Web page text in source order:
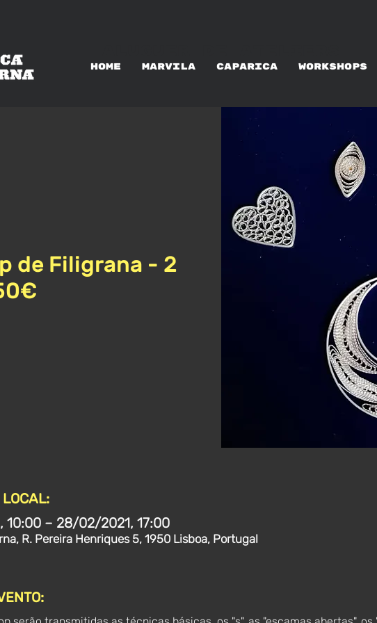
HOME MARVILA CAPARICA WORKSHOPS
de Filigrana - 2
LOCAL:
10:00 – 28/02/2021, 17:00
R. Pereira Henriques 5, 1950 Lisboa, Portugal